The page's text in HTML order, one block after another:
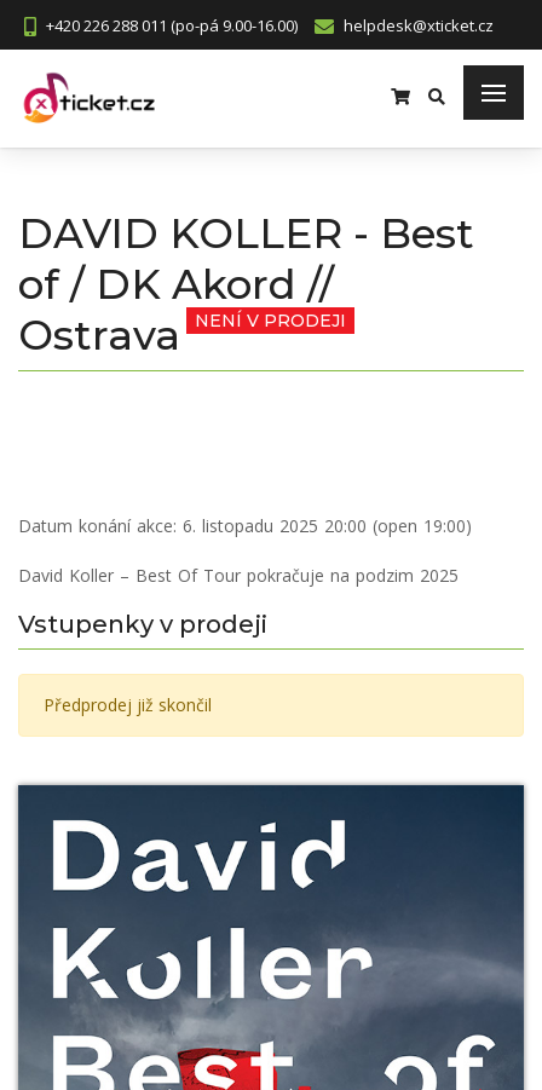
+420 226 288 011 (po-pá 9.00-16.00) helpdesk@xticket.cz
DAVID KOLLER - Best
of / DK Akord //
Ostrava
NENÍ V PRODEJI
Datum konání akce: 6. listopadu 2025 20:00 (open 19:00)
David Koller – Best Of Tour pokračuje na podzim 2025
Vstupenky v prodeji
Předprodej již skončil